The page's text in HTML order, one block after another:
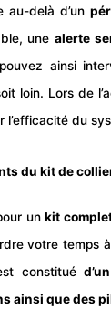
delà d’un
une alerte
ainsi
loin. Lors de
l’efficacité du
du kit de
unkit
votre temps
constitué
ainsi que des